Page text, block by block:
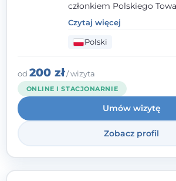
członkiem Polskiego
Psychoterapii
mojej pracy zawodowej
na uważne słuchanie
mnie szczególnie
osobowości, zaburzeń
lękowych, a także
małżeństwem i rodziną,
relacjach rodzinnych. Nie
uzależnieniach.
Czytaj więcej
Polski
od 200 zł/ wizyta
ONLINE I STACJONARNIE
Umów wizytę
Zobacz profil